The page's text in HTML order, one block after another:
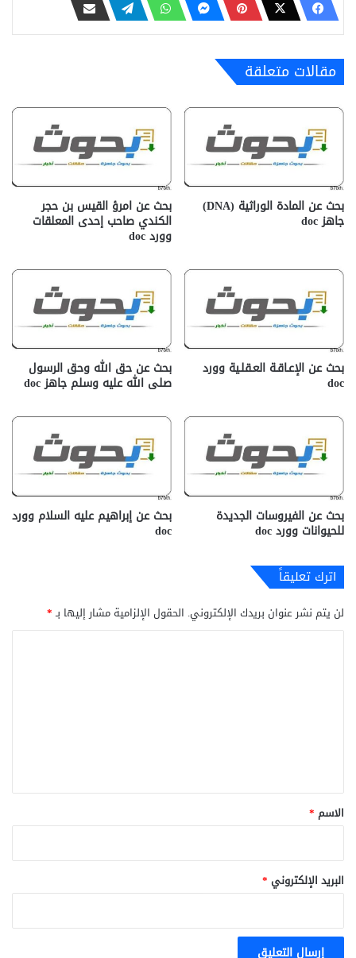
مقالات متعلقة
بحث عن المادة الوراثية (DNA)
جاهز doc‎
بحث عن امرؤ القيس بن حجر
الكندي صاحب إحدى المعلقات
وورد doc
بحث عن الإعـاقـة العـقلـية وورد
doc
بحث عن حق الله وحق الرسول
صلى الله عليه وسلم جاهز doc‎
بحث عن الفيروسات الجديدة
للحيوانات وورد doc
بحث عن إبراهيم عليه السلام وورد
doc
اترك تعليقاً
لن يتم نشر عنوان بريدك الإلكتروني. الحقول الإلزامية مشار إليها بـ*
*
الاسم *
البريد الإلكتروني *